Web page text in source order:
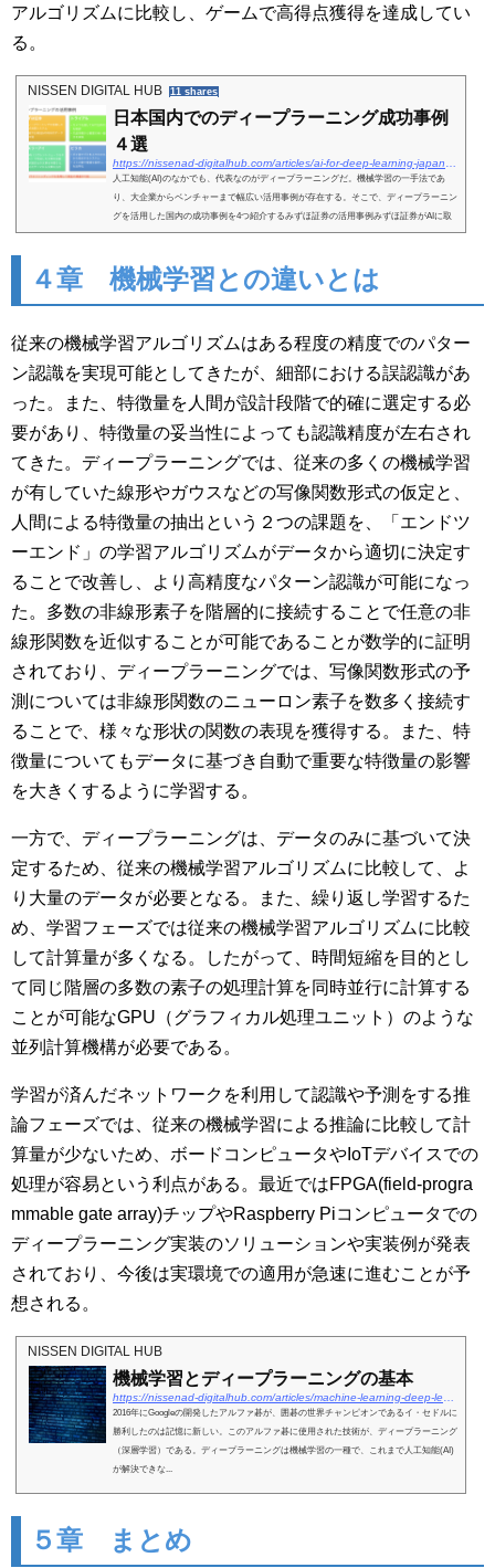
アルゴリズムに比較し、ゲームで高得点獲得を達成してい
る。
NISSEN DIGITAL HUB 11 shares
日本国内でのディープラーニング成功事例
４選
人工知能(AI)のなかでも、代表なのがディープラーニングだ。機械学習の一手法であ
り、大企業からベンチャーまで幅広い活用事例が存在する。そこで、ディープラーニン
グを活用した国内の成功事例を4つ紹介するみずほ証券の活用事例みずほ証券がAIに取
り組み始めたのは...
４章 機械学習との違いとは
従来の機械学習アルゴリズムはある程度の精度でのパター
ン認識を実現可能としてきたが、細部における誤認識があ
った。また、特徴量を人間が設計段階で的確に選定する必
要があり、特徴量の妥当性によっても認識精度が左右され
てきた。ディープラーニングでは、従来の多くの機械学習
が有していた線形やガウスなどの写像関数形式の仮定と、
人間による特徴量の抽出という２つの課題を、「エンドツ
ーエンド」の学習アルゴリズムがデータから適切に決定す
ることで改善し、より高精度なパターン認識が可能になっ
た。多数の非線形素子を階層的に接続することで任意の非
線形関数を近似することが可能であることが数学的に証明
されており、ディープラーニングでは、写像関数形式の予
測については非線形関数のニューロン素子を数多く接続す
ることで、様々な形状の関数の表現を獲得する。また、特
徴量についてもデータに基づき自動で重要な特徴量の影響
を大きくするように学習する。
一方で、ディープラーニングは、データのみに基づいて決
定するため、従来の機械学習アルゴリズムに比較して、よ
り大量のデータが必要となる。また、繰り返し学習するた
め、学習フェーズでは従来の機械学習アルゴリズムに比較
して計算量が多くなる。したがって、時間短縮を目的とし
て同じ階層の多数の素子の処理計算を同時並行に計算する
ことが可能なGPU（グラフィカル処理ユニット）のような
並列計算機構が必要である。
学習が済んだネットワークを利用して認識や予測をする推
論フェーズでは、従来の機械学習による推論に比較して計
算量が少ないため、ボードコンピュータやIoTデバイスでの
処理が容易という利点がある。最近ではFPGA(field-progra
mmable gate array)チップやRaspberry Piコンピュータでの
ディープラーニング実装のソリューションや実装例が発表
されており、今後は実環境での適用が急速に進むことが予
想される。
NISSEN DIGITAL HUB
機械学習とディープラーニングの基本
2016年にGoogleの開発したアルファ碁が、囲碁の世界チャンピオンであるイ・セドルに
勝利したのは記憶に新しい。このアルファ碁に使用された技術が、ディープラーニング
（深層学習）である。ディープラーニングは機械学習の一種で、これまで人工知能(AI)
が解決できな...
５章 まとめ